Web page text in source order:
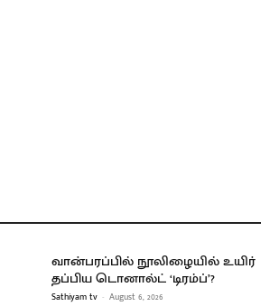
வான்பரப்பில் நூலிழையில் உயிர்
தப்பிய டொனால்ட் ‘டிரம்ப்’?
Sathiyam tv - August 6, 2026